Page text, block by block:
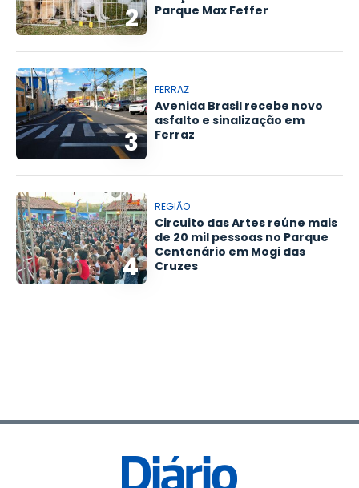
2
Parque Max Feffer
3
FERRAZ
Avenida Brasil recebe novo
asfalto e sinalização em
Ferraz
4
REGIÃO
Circuito das Artes reúne mais
de 20 mil pessoas no Parque
Centenário em Mogi das
Cruzes